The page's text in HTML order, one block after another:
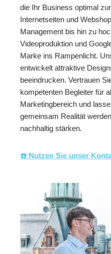
die Ihr Business optimal
Internetseiten und
Management bis hin zu
Videoproduktion und
Marke ins Rampenlicht.
entwickelt attraktive
beeindrucken. Vertrauen
kompetenten Begleiter für
Marketingbereich und
gemeinsam Realität
nachhaltig stärken.
☎️ Nutzen Sie unser